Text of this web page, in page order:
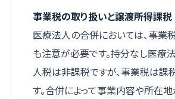
事業税の取り扱いと譲渡所得課税
医療法人の合併においては、事業
も注意が必要です。持分なし医療
人税は非課税ですが、事業税は課
す。合併によって事業内容や所在